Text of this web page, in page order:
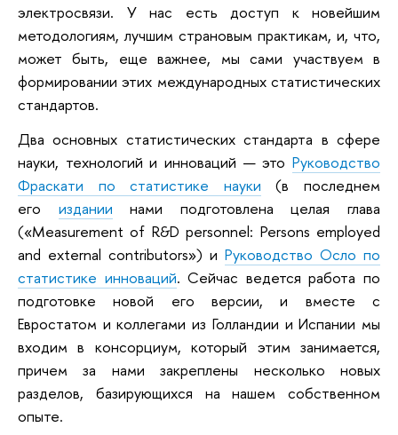
электросвязи. У нас есть доступ к новейшим
методологиям, лучшим страновым практикам, и, что,
может быть, еще важнее, мы сами участвуем в
формировании этих международных статистических
стандартов.
Два основных статистических стандарта в сфере
науки, технологий и инноваций — это Руководство
Фраскати по статистике науки (в последнем
его издании нами подготовлена целая глава
(«Measurement of R&D personnel: Persons employed
and external contributors») и Руководство Осло по
статистике инноваций. Сейчас ведется работа по
подготовке новой его версии, и вместе с
Евростатом и коллегами из Голландии и Испании мы
входим в консорциум, который этим занимается,
причем за нами закреплены несколько новых
разделов, базирующихся на нашем собственном
опыте.